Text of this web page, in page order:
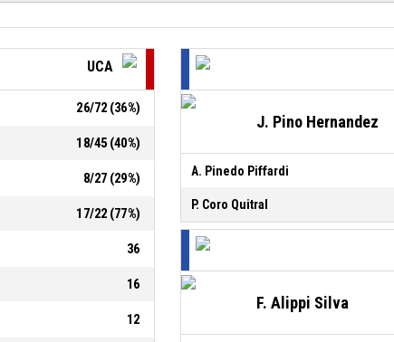
UCA
26/72 (36%)
18/45 (40%)
8/27 (29%)
17/22 (77%)
36
16
12
J. Pino Hernandez
A. Pinedo Piffardi
P. Coro Quitral
F. Alippi Silva